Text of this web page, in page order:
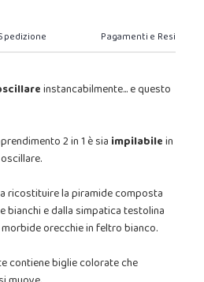
Pagamenti e Resi
instancabilmente... e questo
2 in 1 è sia impilabilein
ricostituire la piramide composta
bianchi e dalla simpatica testolina
orecchie in feltro bianco.
contiene biglie colorate che